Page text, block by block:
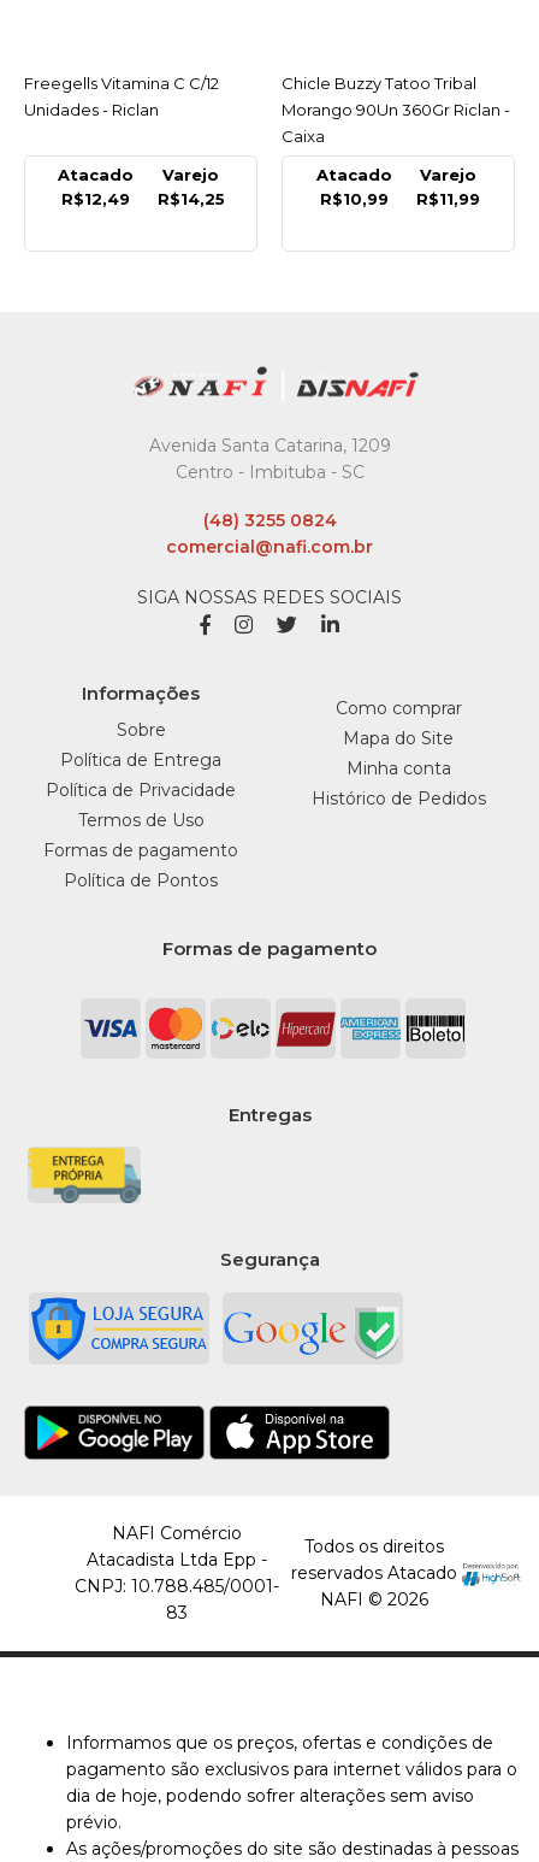
ACESSAR
Freegells Vitamina C C/12
Unidades - Riclan
Atacado
R$12,49
Varejo
R$14,25
ACESSAR
Chicle Buzzy Tatoo Tribal
Morango 90Un 360Gr Riclan -
Caixa
Atacado
R$10,99
Varejo
R$11,99
Avenida Santa Catarina, 1209
Centro - Imbituba - SC
(48) 3255 0824
comercial@nafi.com.br
SIGA NOSSAS REDES SOCIAIS
Informações
Sobre
Política de Entrega
Política de Privacidade
Termos de Uso
Formas de pagamento
Política de Pontos
Como comprar
Mapa do Site
Minha conta
Histórico de Pedidos
Formas de pagamento
Entregas
Segurança
NAFI Comércio
Atacadista Ltda Epp -
CNPJ: 10.788.485/0001-
83
Todos os direitos
reservados Atacado
NAFI © 2026
Informamos que os preços, ofertas e condições de
pagamento são exclusivos para internet válidos para o
dia de hoje, podendo sofrer alterações sem aviso
prévio.
As ações/promoções do site são destinadas à pessoas